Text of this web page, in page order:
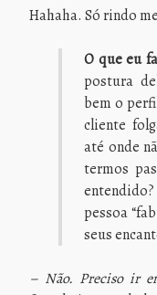
Hahaha. Só rindo
O que eu
postura
bem o
cliente
até onde
termos
pessoa
seus
– Não. Preciso ir